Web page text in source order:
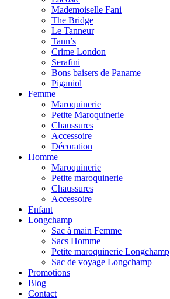
Mademoiselle Fani
The Bridge
Le Tanneur
Tann’s
Crime London
Serafini
Bons baisers de Paname
Piganiol
Femme
Maroquinerie
Petite Maroquinerie
Chaussures
Accessoire
Décoration
Homme
Maroquinerie
Petite maroquinerie
Chaussures
Accessoire
Enfant
Longchamp
Sac à main Femme
Sacs Homme
Petite maroquinerie Longchamp
Sac de voyage Longchamp
Promotions
Blog
Contact